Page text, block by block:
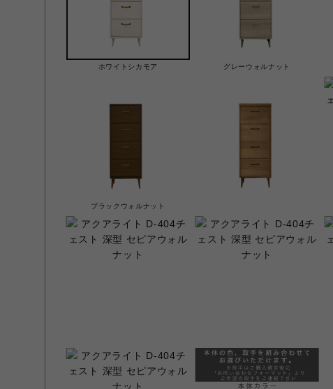
ホワイトシカモア グレーウォルナット
ブラックウォルナット